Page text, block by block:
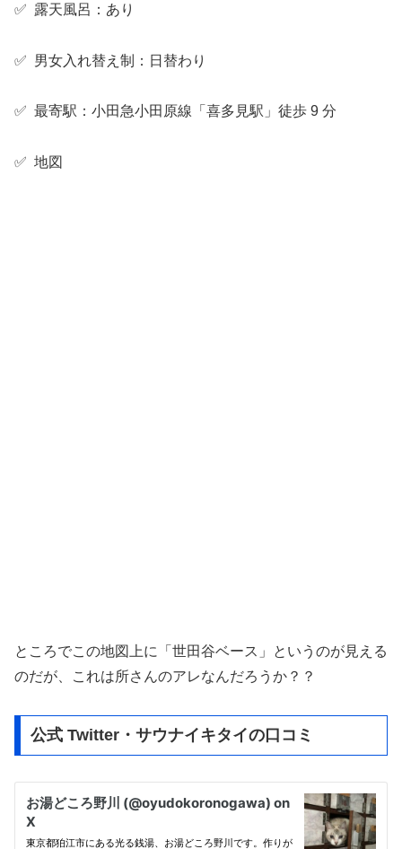
✅ 露天風呂：あり
✅ 男女入れ替え制：日替わり
✅ 最寄駅：小田急小田原線「喜多見駅」徒歩 9 分
✅ 地図
ところでこの地図上に「世田谷ベース」というのが見える
のだが、これは所さんのアレなんだろうか？？
公式 Twitter・サウナイキタイの口コミ